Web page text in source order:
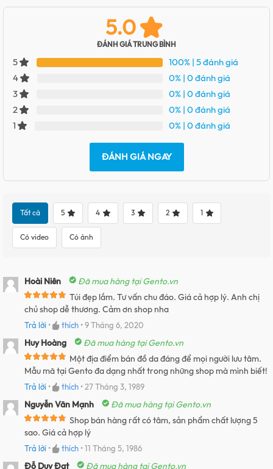
5.0
ĐÁNH GIÁ TRUNG BÌNH
5 100% | 5 đánh giá
4
0% | 0 đánh giá
3
0% | 0 đánh giá
2
0% | 0 đánh giá
1
0% | 0 đánh giá
ĐÁNH GIÁ NGAY
Tất cả 5 4 3 2 1
Có video Có ảnh
Hoài Niên
Đã mua hàng tại Gento.vn
Túi đẹp lắm. Tư vấn chu đáo. Giá cả hợp lý. Anh chị
chủ shop dễ thương. Cảm ơn shop nha
Trả lời • thích •9 Tháng 6, 2020
Huy Hoàng
Đã mua hàng tại Gento.vn
Một địa điểm bán đồ da đáng để mọi người lưu tâm.
Mẫu mã tại Gento đa dạng nhất trong những shop mà mình biết!
Trả lời • thích •27 Tháng 3, 1989
Nguyễn Văn Mạnh
Đã mua hàng tại Gento.vn
Shop bán hàng rất có tâm, sản phẩm chất lượng 5
sao. Giá cả hợp lý
Trả lời • thích •11 Tháng 5, 1986
Đỗ Duy Đạt
Đã mua hàng tại Gento.vn